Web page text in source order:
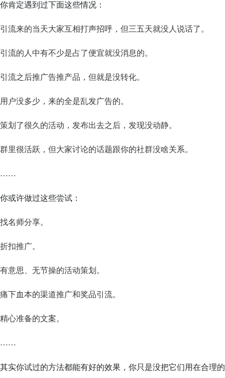
你肯定遇到过下面这些情况：
引流来的当天大家互相打声招呼，但三五天就没人说话了。
引流的人中有不少是占了便宜就没消息的。
引流之后推广告推产品，但就是没转化。
用户没多少，来的全是乱发广告的。
策划了很久的活动，发布出去之后，发现没动静。
群里很活跃，但大家讨论的话题跟你的社群没啥关系。
……
你或许做过这些尝试：
找名师分享。
折扣推广。
有意思、无节操的活动策划。
痛下血本的渠道推广和奖品引流。
精心准备的文案。
……
其实你试过的方法都能有好的效果，你只是没把它们用在合理的